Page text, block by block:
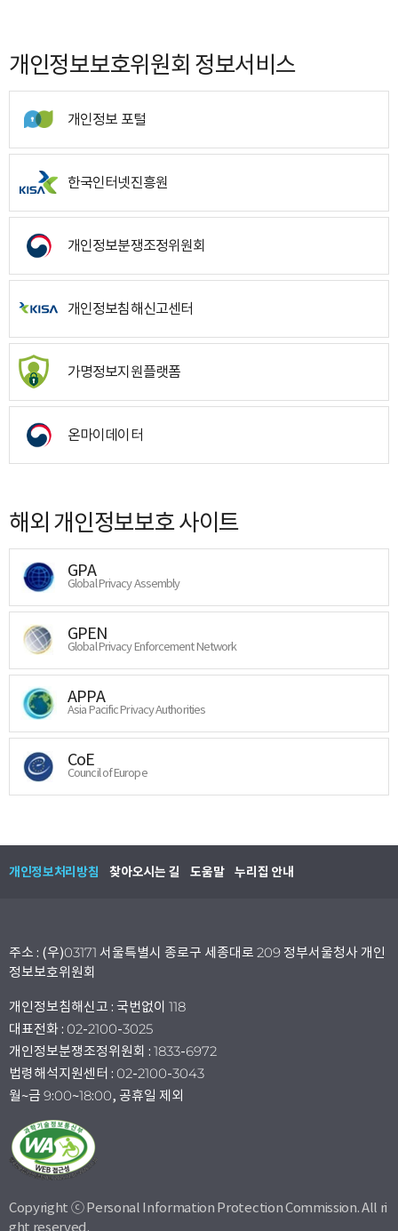
개인정보보호위원회 정보서비스
개인정보 포털
한국인터넷진흥원
개인정보분쟁조정위원회
개인정보침해신고센터
가명정보지원플랫폼
온마이데이터
해외 개인정보보호 사이트
GPA
Global Privacy Assembly
GPEN
Global Privacy Enforcement Network
APPA
Asia Pacific Privacy Authorities
CoE
Council of Europe
개인정보처리방침 찾아오시는 길 도움말 누리집 안내
주소 : (우)03171 서울특별시 종로구 세종대로 209 정부서울청사 개인
정보보호위원회
개인정보침해신고 : 국번없이 118
대표전화 : 02-2100-3025
개인정보분쟁조정위원회 : 1833-6972
법령해석지원센터 : 02-2100-3043
월~금 9:00~18:00, 공휴일 제외
Copyright ⓒ Personal Information Protection Commission. All ri
ght reserved.